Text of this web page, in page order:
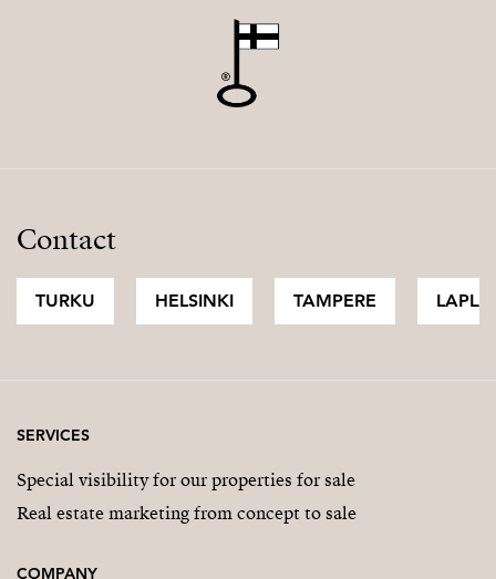
Contact
TURKU HELSINKI TAMPERE
SERVICES
Special visibility for our properties for sale
Real estate marketing from concept to sale
COMPANY